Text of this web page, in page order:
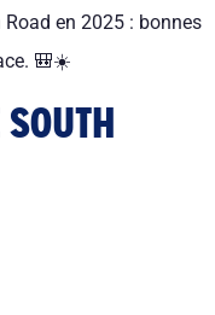
en 2025 : bonnes
🎒☀️